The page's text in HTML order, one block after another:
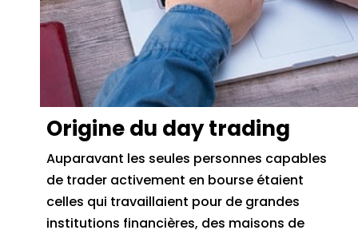
Origine du day trading
Auparavant les seules personnes capables
de trader activement en bourse étaient
celles qui travaillaient pour de grandes
institutions financières, des maisons de